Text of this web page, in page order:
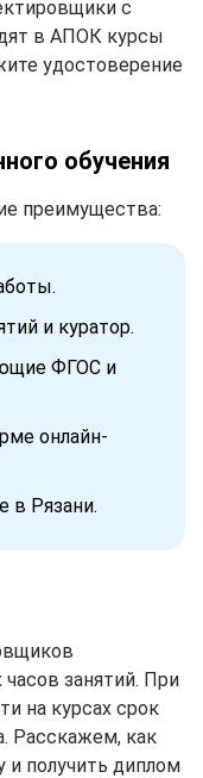
с
в АПОК курсы
удостоверение
обучения
преимущества:
и куратор.
ФГОС и
онлайн-
в Рязани.
занятий. При
на курсах срок
Расскажем, как
и получить диплом